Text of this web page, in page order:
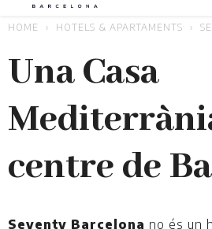
HOME HOTELS & APARTAMENTS
Una Casa
centre de
Seventy Barcelona no és un